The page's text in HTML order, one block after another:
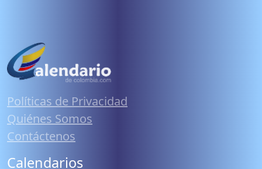
Políticas de Privacidad
Quiénes Somos
Contáctenos
Calendarios